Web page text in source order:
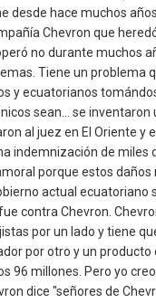
desde hace muchos
Chevron que
no durante muchos
Tiene un problema
y ecuatorianos
sean… se inventaron
al juez en El Oriente y
indemnización de miles
porque estos daños
actual ecuatoriano
contra Chevron.
por un lado y tiene
por otro y un producto
96 millones. Pero yo creo
dice "señores de